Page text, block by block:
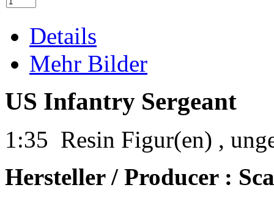
Details
Mehr Bilder
US Infantry Sergeant
1:35 Resin Figur(en) ,
Hersteller / Producer :